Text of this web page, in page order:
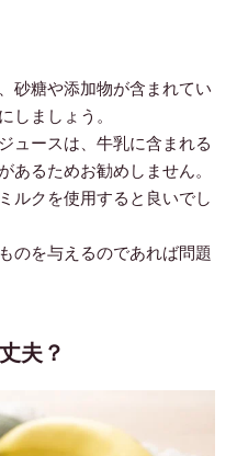
砂糖や添加物が含まれてい
しましょう。
ュースは、牛乳に含まれる
あるためお勧めしません。
ルクを使用すると良いでし
のを与えるのであれば問題
夫？